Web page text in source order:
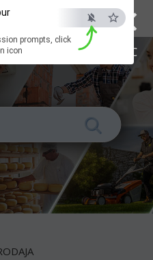
×
ESC
prompts, click
icon